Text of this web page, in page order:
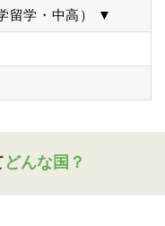
留学・中高） ▼
どんな国？